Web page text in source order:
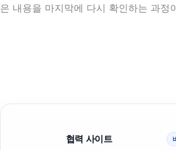
은 내용을 마지막에 다시 확인하는 과정
협력 사이트